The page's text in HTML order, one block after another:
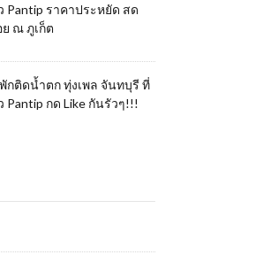
Pantip ราคาประหยัด สด
ย ณ ภูเก็ต
กติดน้ำตก ทุ่งเพล จันทบุรี ที่
Pantip กด Like กันรัวๆ!!!